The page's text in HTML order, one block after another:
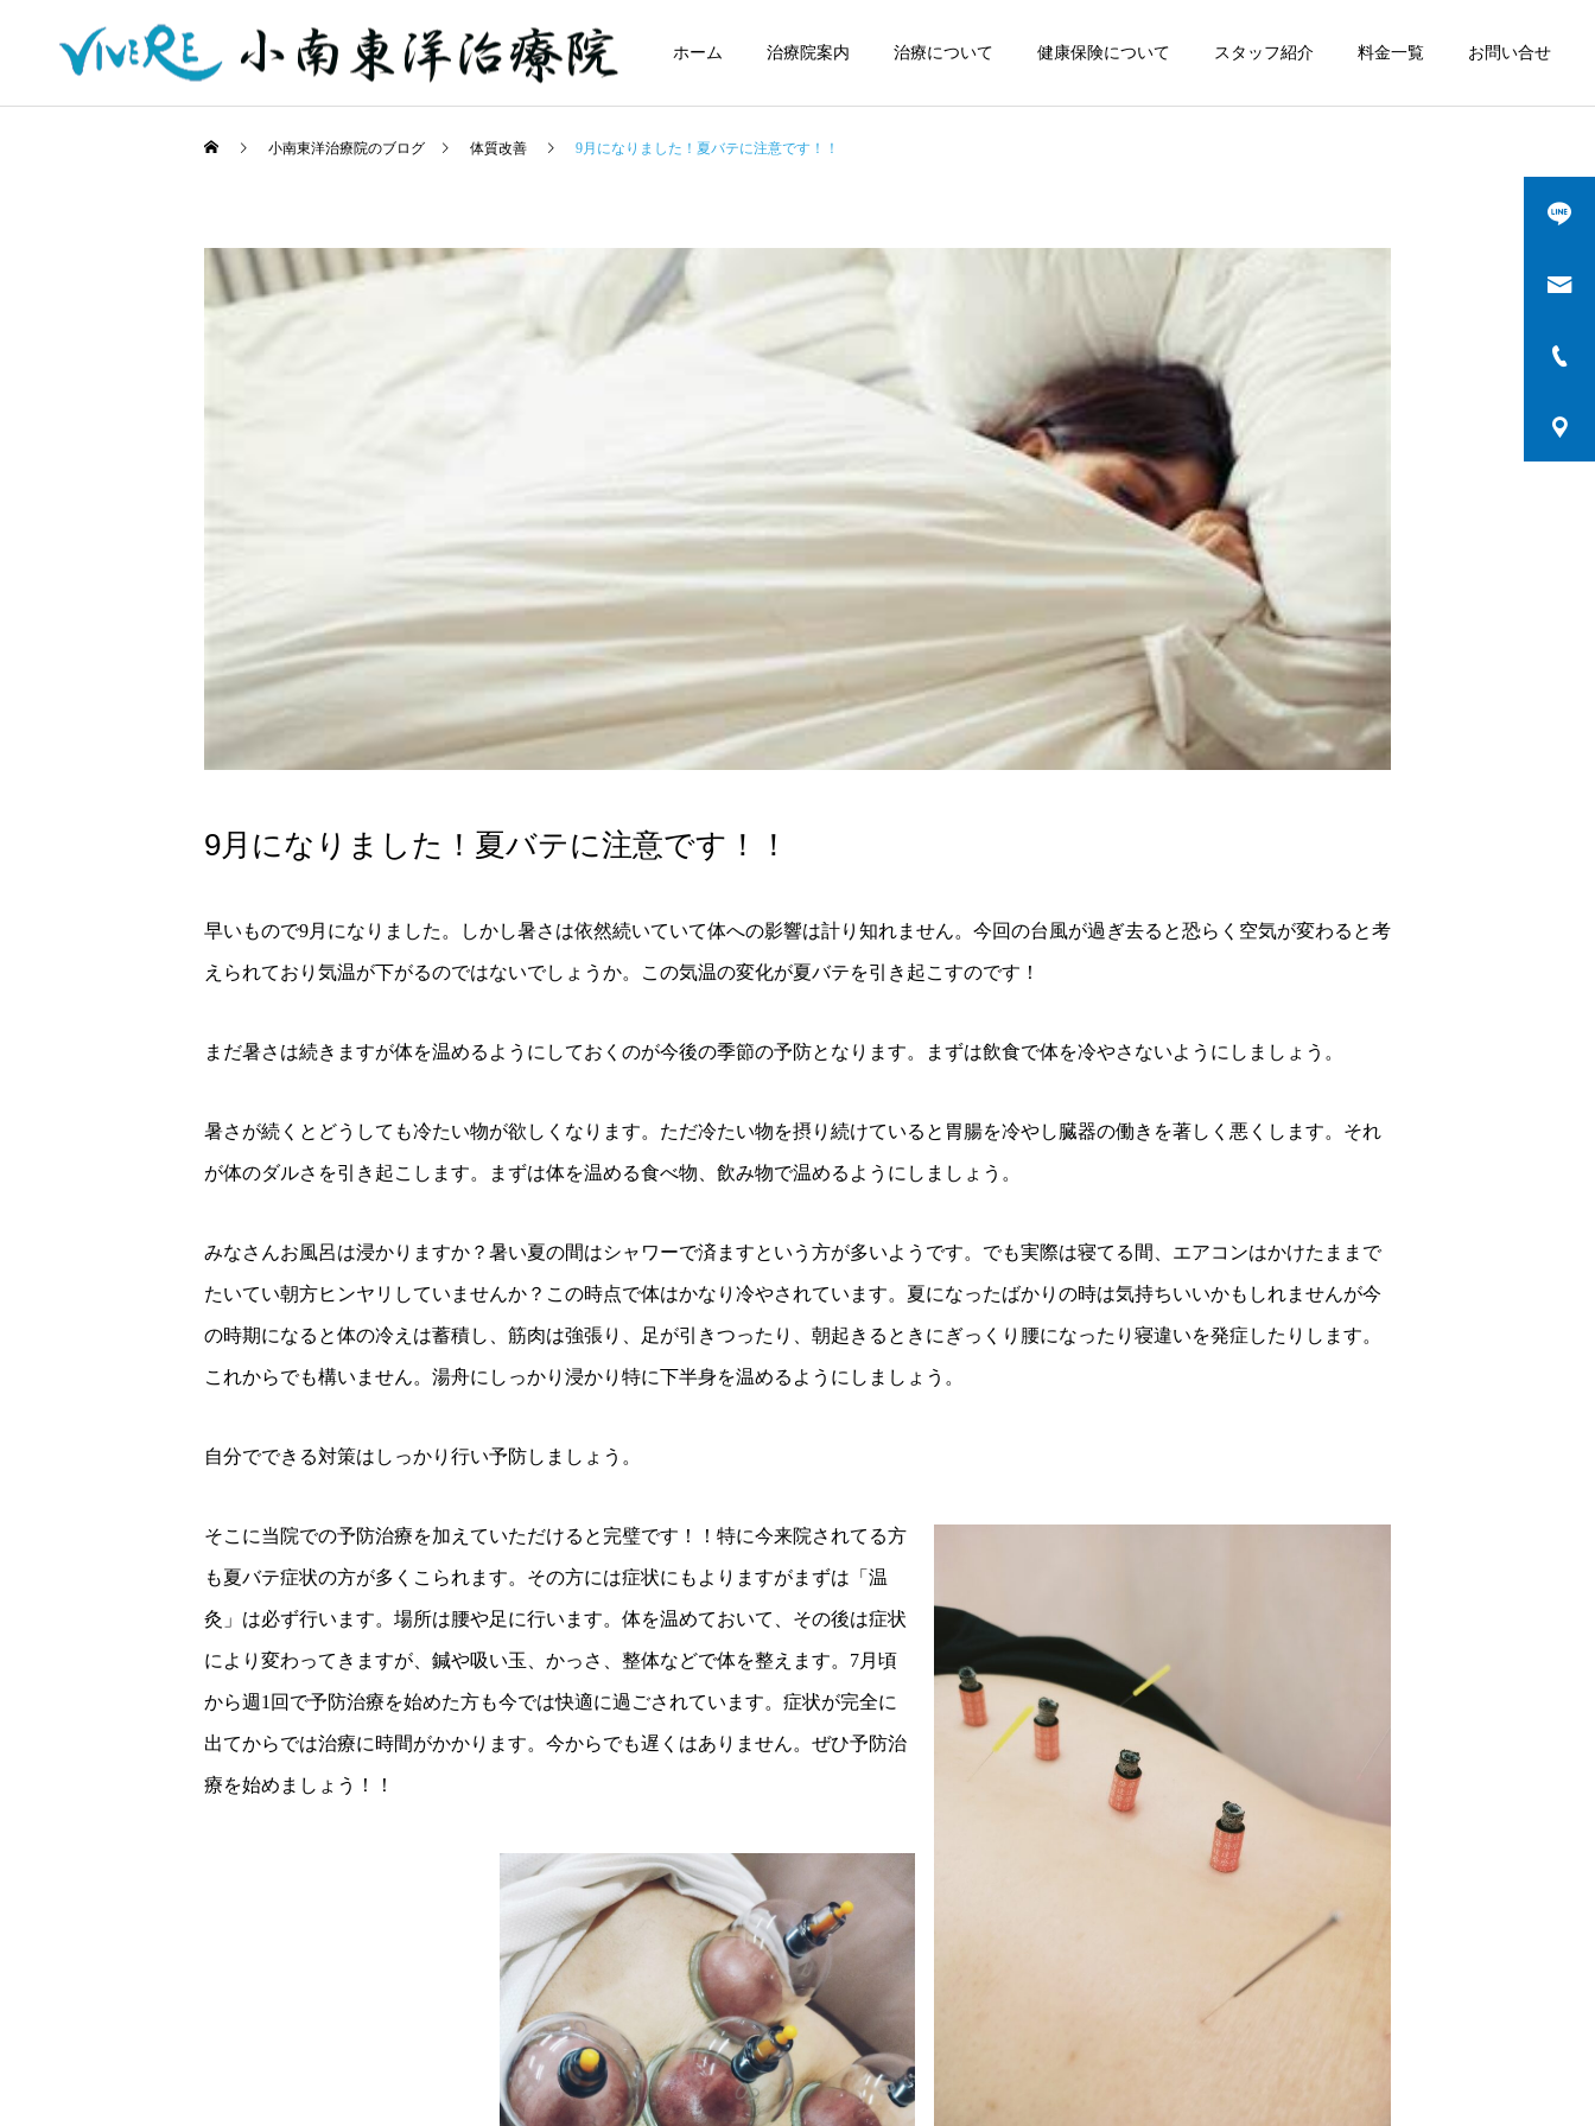
ホーム 治療院案内 治療について 健康保険について スタッフ紹介 料金一覧 お問い合せ
小南東洋治療院のブログ 体質改善 9月になりました！夏バテに注意です！！
9月になりました！夏バテに注意です！！
早いもので9月になりました。しかし暑さは依然続いていて体への影響は計り知れません。今回の台風が過ぎ去ると恐らく空気が変わると考
えられており気温が下がるのではないでしょうか。この気温の変化が夏バテを引き起こすのです！
まだ暑さは続きますが体を温めるようにしておくのが今後の季節の予防となります。まずは飲食で体を冷やさないようにしましょう。
暑さが続くとどうしても冷たい物が欲しくなります。ただ冷たい物を摂り続けていると胃腸を冷やし臓器の働きを著しく悪くします。それ
が体のダルさを引き起こします。まずは体を温める食べ物、飲み物で温めるようにしましょう。
みなさんお風呂は浸かりますか？暑い夏の間はシャワーで済ますという方が多いようです。でも実際は寝てる間、エアコンはかけたままで
たいてい朝方ヒンヤリしていませんか？この時点で体はかなり冷やされています。夏になったばかりの時は気持ちいいかもしれませんが今
の時期になると体の冷えは蓄積し、筋肉は強張り、足が引きつったり、朝起きるときにぎっくり腰になったり寝違いを発症したりします。
これからでも構いません。湯舟にしっかり浸かり特に下半身を温めるようにしましょう。
自分でできる対策はしっかり行い予防しましょう。
そこに当院での予防治療を加えていただけると完璧です！！特に今来院されてる方
も夏バテ症状の方が多くこられます。その方には症状にもよりますがまずは「温
灸」は必ず行います。場所は腰や足に行います。体を温めておいて、その後は症状
により変わってきますが、鍼や吸い玉、かっさ、整体などで体を整えます。7月頃
から週1回で予防治療を始めた方も今では快適に過ごされています。症状が完全に
出てからでは治療に時間がかかります。今からでも遅くはありません。ぜひ予防治
療を始めましょう！！